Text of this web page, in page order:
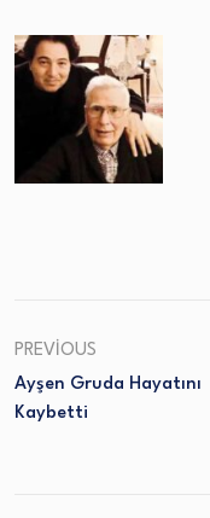
PREVIOUS
Ayşen Gruda Hayatını
Kaybetti